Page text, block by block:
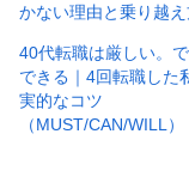
かない理由と乗り越
40代転職は厳しい。
できる｜4回転職した
実的なコツ
（MUST/CAN/WILL）